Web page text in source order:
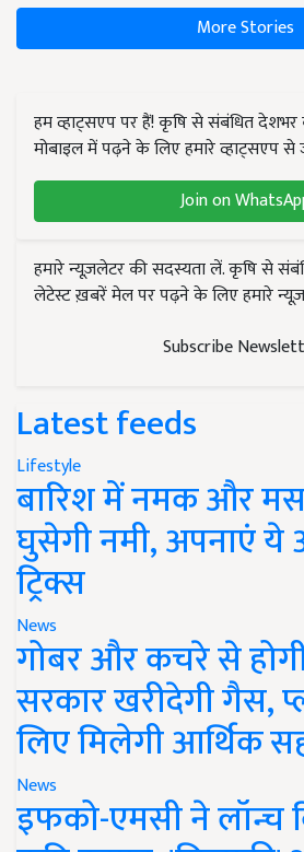
More Stories
हम व्हाट्सएप पर हैं! कृषि से संबंधित
मोबाइल में पढ़ने के लिए हमारे व्हाट्सएप से
Join on
हमारे न्यूज़लेटर की सदस्यता लें. कृषि से
लेटेस्ट ख़बरें मेल पर पढ़ने के लिए हमारे
Subscribe
Latest feeds
Lifestyle
बारिश में नमक और
घुसेगी नमी, अपनाएं
ट्रिक्स
News
गोबर और कचरे से
सरकार खरीदेगी गैस,
लिए मिलेगी आर्थिक
News
इफको-एमसी ने लॉन्च